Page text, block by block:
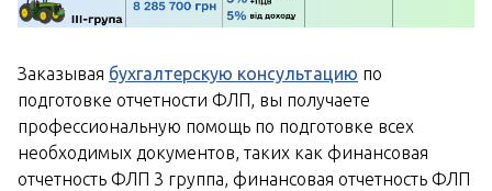
Заказывая бухгалтерскую консультацию по
подготовке отчетности ФЛП, вы получаете
профессиональную помощь по подготовке всех
необходимых документов, таких как финансовая
отчетность ФЛП 3 группа, финансовая отчетность ФЛП